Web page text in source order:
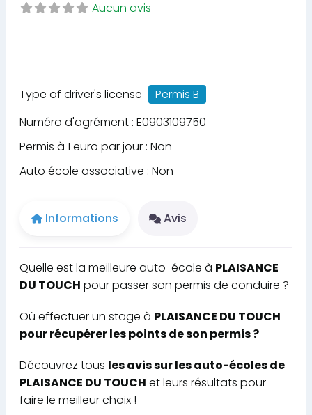
Aucun avis
Type of driver's license
Permis B
Numéro d'agrément : E0903109750
Permis à 1 euro par jour : Non
Auto école associative : Non
Informations Avis
Quelle est la meilleure auto-école à PLAISANCE
DU TOUCH pour passer son permis de conduire ?
Où effectuer un stage à PLAISANCE DU TOUCH
pour récupérer les points de son permis ?
Découvrez tous les avis sur les auto-écoles de
PLAISANCE DU TOUCH et leurs résultats pour
faire le meilleur choix !